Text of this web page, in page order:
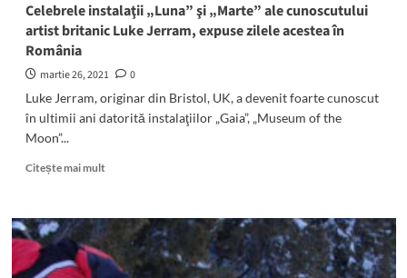
Celebrele instalaţii „Luna” şi „Marte” ale cunoscutului
artist britanic Luke Jerram, expuse zilele acestea în
România
martie 26, 2021
0
Luke Jerram, originar din Bristol, UK, a devenit foarte cunoscut
în ultimii ani datorită instalaţiilor „Gaia”, „Museum of the
Moon”...
Citește mai multRead
<h5>
<i>Rânduri
de
artă